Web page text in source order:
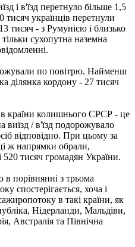
і в'їзд перетнуло більше 1,5
українців перетнули
тисяч - з Румунією і близько
сухопутна наземна
по повітрю. Найменш
ділянка кордону - 27 тисяч
в країни колишнього СРСР - це
виїзд / в'їзд подорожувало
відповідно. При цьому за
ж напрямки обрали,
520 тисяч громадян України.
порівнянні з трьома
спостерігається, хоча і
в такі країни, як
Нідерланди, Мальдіви,
Австралія та Північна